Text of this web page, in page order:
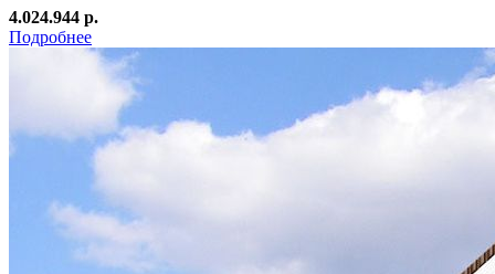
4.024.944 р.
Подробнее